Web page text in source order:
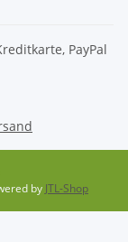
by JTL-Shop